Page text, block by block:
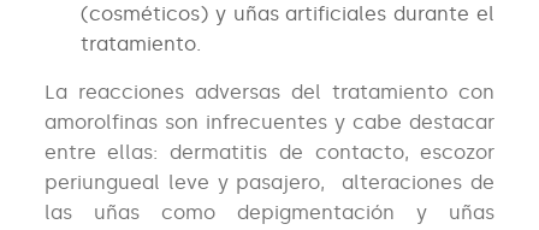
(cosméticos) y uñas artificiales durante el
tratamiento.
La reacciones adversas del tratamiento con
amorolfinas son infrecuentes y cabe destacar
entre ellas: dermatitis de contacto, escozor
periungueal leve y pasajero, alteraciones de
las uñas como depigmentación y uñas